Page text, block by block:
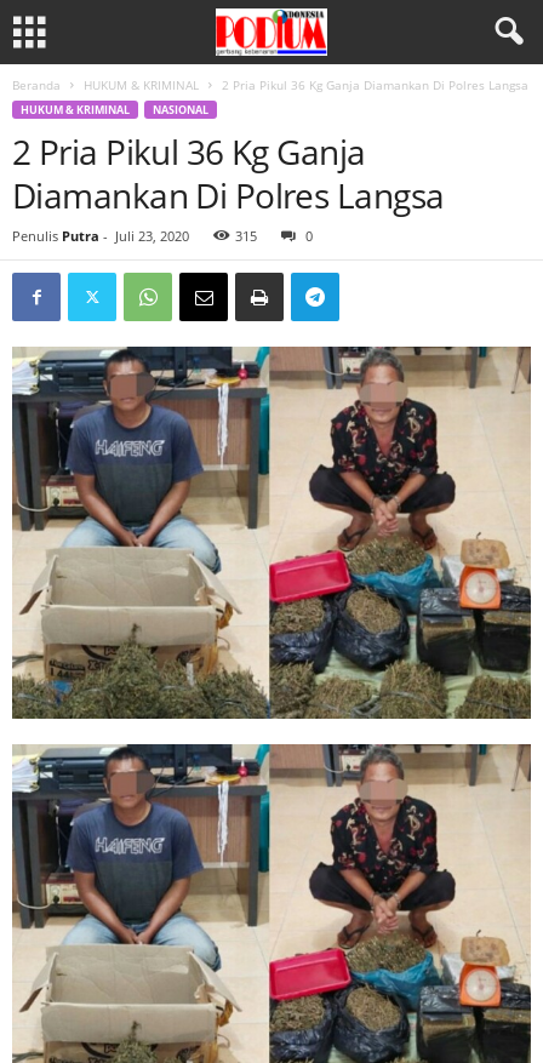
Beranda HUKUM & KRIMINAL 2 Pria Pikul 36 Kg Ganja Diamankan Di Polres Langsa
HUKUM & KRIMINAL NASIONAL
2 Pria Pikul 36 Kg Ganja
Diamankan Di Polres Langsa
Penulis Putra - Juli 23, 2020 315 0